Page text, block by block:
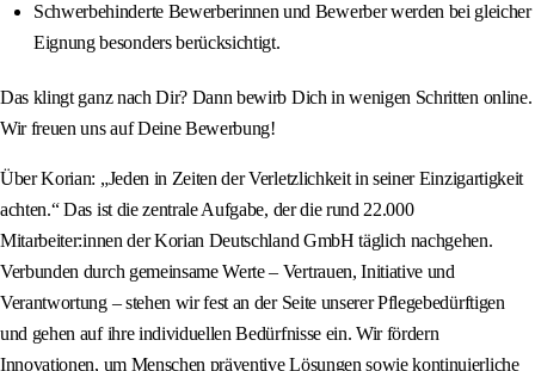
Schwerbehinderte Bewerberinnen und Bewerber werden bei gleicher
Eignung besonders berücksichtigt.
Das klingt ganz nach Dir? Dann bewirb Dich in wenigen Schritten online.
Wir freuen uns auf Deine Bewerbung!
Über Korian: „Jeden in Zeiten der Verletzlichkeit in seiner Einzigartigkeit
achten.“ Das ist die zentrale Aufgabe, der die rund 22.000
Mitarbeiter:innen der Korian Deutschland GmbH täglich nachgehen.
Verbunden durch gemeinsame Werte – Vertrauen, Initiative und
Verantwortung – stehen wir fest an der Seite unserer Pflegebedürftigen
und gehen auf ihre individuellen Bedürfnisse ein. Wir fördern
Innovationen, um Menschen präventive Lösungen sowie kontinuierliche